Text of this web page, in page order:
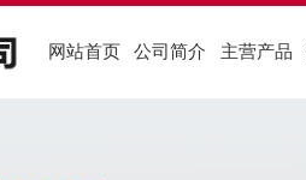
网站首页 公司简介 主营产品